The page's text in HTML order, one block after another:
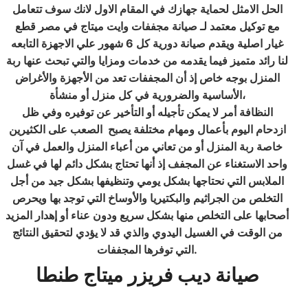
الحل الامثل لحماية جهازك في المقام الاول لانك سوف تتعامل
مع توكيل معتمد لـ صيانة مجففات وايت ميتاج في مصر قطع
غيار اصلية ويقدم صيانة دورية كل 6 شهور علي الاجهزة التابعه
لنا رائد متميز فيما يقدمه من خدمات ومزايا والتي تبحث عنها ربة
المنزل بوجه خاص إذ أن المجففات تعد من الأجهزة والأغراض
الأساسية والضرورية في كل منزل أو منشأة،
النظافة أمر لا يمكن تأجيله أو التأخير عن توفيره وفي ظل
ازدحام اليوم بأعمال ومهام مختلفة يصبح الصعب على الكثيرين
خاصة ربة المنزل أو من تعاني من أعباء المنزل والعمل في آن
واحد الاستغناء عن المجفف إذ أنها تحتاج بشكل دائم لها في غسل
الملابس التي نحتاجها بشكل يومي وتنظيفها بشكل جيد من أجل
التخلص من الجراثيم والبكتيريا والأوساخ التي توجد بها ويحرص
أصحابها على التخلص منها بشكل سريع ودون عناء أو إهدار المزيد
من الوقت في الغسيل اليدوي والذي قد لا يؤدي لتحقيق النتائج
التي توفرها المجففات.
صيانة ديب فريزر ميتاج طنطا